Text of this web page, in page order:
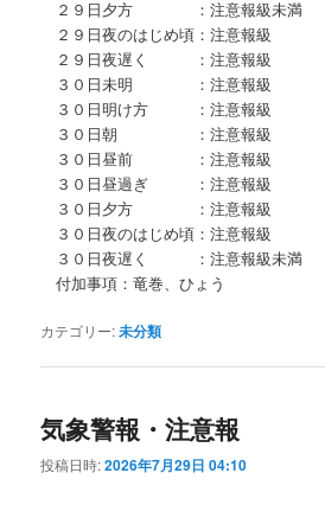
２９日夕方 ：注意報級未満
２９日夜のはじめ頃：注意報級
２９日夜遅く ：注意報級
３０日未明 ：注意報級
３０日明け方 ：注意報級
３０日朝 ：注意報級
３０日昼前 ：注意報級
３０日昼過ぎ ：注意報級
３０日夕方 ：注意報級
３０日夜のはじめ頃：注意報級
３０日夜遅く ：注意報級未満
付加事項：竜巻、ひょう
カテゴリー:未分類
気象警報・注意報
投稿日時:2026年7月29日 04:10